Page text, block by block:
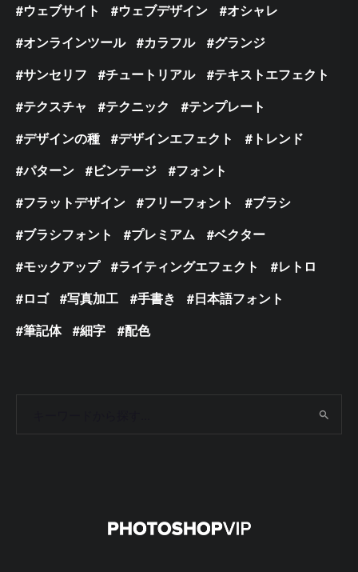
ウェブサイト
ウェブデザイン
オシャレ
オンラインツール
カラフル
グランジ
サンセリフ
チュートリアル
テキストエフェクト
テクスチャ
テクニック
テンプレート
デザインの種
デザインエフェクト
トレンド
パターン
ビンテージ
フォント
フラットデザイン
フリーフォント
ブラシ
ブラシフォント
プレミアム
ベクター
モックアップ
ライティングエフェクト
レトロ
ロゴ
写真加工 手書き
日本語フォント
筆記体
細字 配色